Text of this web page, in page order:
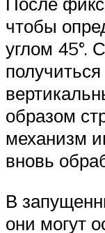
чтобы
углом 45°.
образом
механизм
вновь
В
они могут